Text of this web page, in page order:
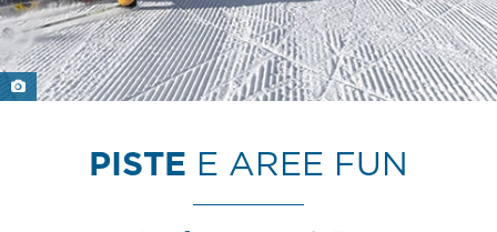
PISTE E AREE FUN